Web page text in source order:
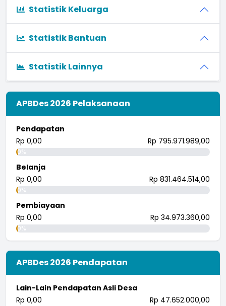
Statistik Keluarga
Statistik Bantuan
Statistik Lainnya
APBDes 2026 Pelaksanaan
Pendapatan
Rp 0,00
Rp 795.971.989,00
0%
Belanja
Rp 0,00
Rp 831.464.514,00
0%
Pembiayaan
Rp 0,00
Rp 34.973.360,00
0%
APBDes 2026 Pendapatan
Lain-Lain Pendapatan Asli Desa
Rp 0,00
Rp 47.652.000,00